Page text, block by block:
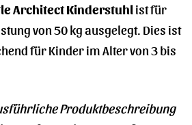
Architect Kinderstuhl ist für
von 50 kg ausgelegt. Dies ist
für Kinder im Alter von 3 bis
Produktbeschreibung